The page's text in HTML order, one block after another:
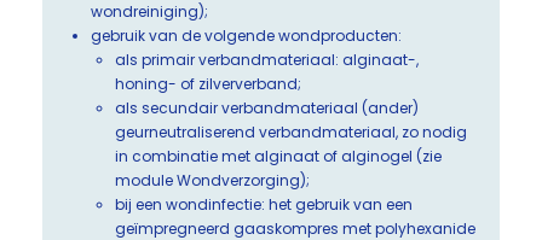
wondreiniging);
gebruik van de volgende wondproducten:
als primair verbandmateriaal: alginaat-,
honing- of zilververband;
als secundair verbandmateriaal (ander)
geurneutraliserend verbandmateriaal, zo nodig
in combinatie met alginaat of alginogel (zie
module Wondverzorging);
bij een wondinfectie: het gebruik van een
geïmpregneerd gaaskompres met polyhexanide